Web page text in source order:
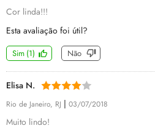
Cor linda!!!
Esta avaliação foi útil?
Sim (1) Não
Elisa N.
Rio de Janeiro, RJ | 03/07/2018
Muito lindo!